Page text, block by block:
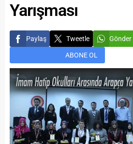
Yarışması
Paylaş Tweetle Gönder
ABONE OL